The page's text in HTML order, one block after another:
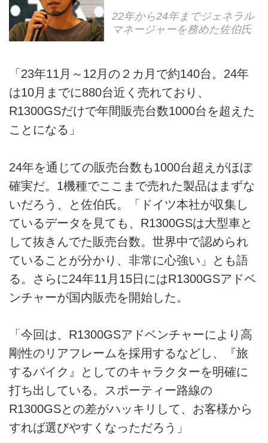
22年から24年までジェネラル
マネージャーを務めた佐伯氏
「23年11月～12月の２カ月で約140台。24年
は10月までに880台近く売れており、
R1300GSだけで年間販売台数1000台を超えた
ことになる」
24年を通じての販売台数も1000台超えがほぼ
確実だ。1機種でここまで売れた製品はまずな
いだろう、と佐伯氏。「ドイツ本社が収集し
ているデータを見ても、R1300GSは大型車と
して抜きんでた販売台数。世界中で認められ
ていることが分かり、非常に心強い」とも語
る。さらに24年11月15日にはR1300GSアドベ
ンチャーが国内販売を開始した。
「今回は、R1300GSアドベンチャーにより高
剛性のリアフレームを採用するなどし、『旅
するバイク』としてのキャラクターを明確に
打ち出している。スポーティー路線の
R1300GSとの差がハッキリして、お客様から
すれば選びやすくなっただろう」